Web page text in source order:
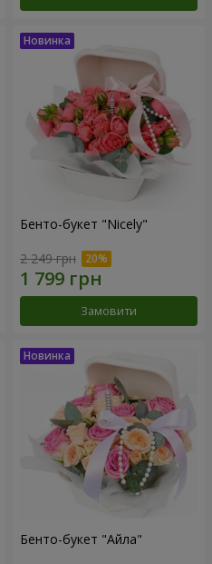
Бенто-букет "Nicely"
2 249 грн
Замовити
Бенто-букет "Айла"